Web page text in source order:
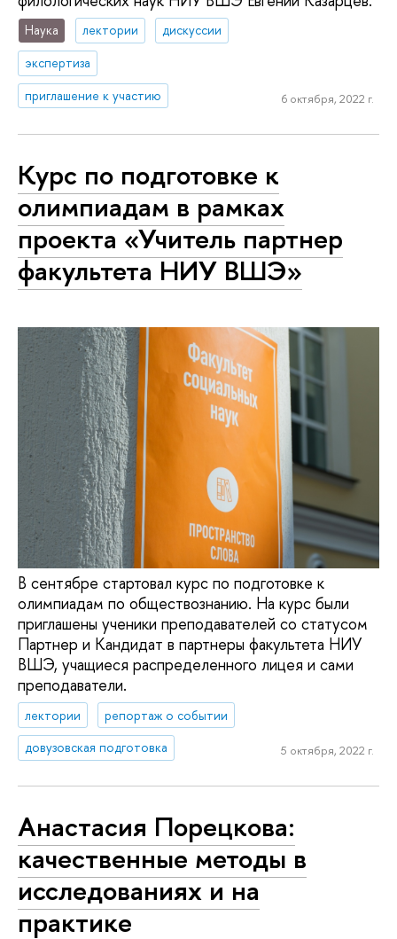
Наука лектории
дискуссии
экспертиза
приглашение к участию
6 октября, 2022 г.
Курс по подготовке к
олимпиадам в рамках
проекта «Учитель партнер
факультета НИУ ВШЭ»
В сентябре стартовал курс по подготовке к
олимпиадам по обществознанию. На курс были
приглашены ученики преподавателей со статусом
Партнер и Кандидат в партнеры факультета НИУ
ВШЭ, учащиеся распределенного лицея и сами
преподаватели.
лектории
репортаж о событии
довузовская подготовка
5 октября, 2022 г.
Анастасия Порецкова:
качественные методы в
исследованиях и на
практике